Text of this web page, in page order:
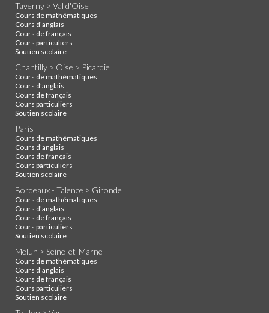
Taverny > Val d'Oise
Cours de mathématiques
Cours d'anglais
Cours de français
Cours particuliers
Soutien scolaire
Chantilly > Oise > Picardie
Cours de mathématiques
Cours d'anglais
Cours de français
Cours particuliers
Soutien scolaire
Paris
Cours de mathématiques
Cours d'anglais
Cours de français
Cours particuliers
Soutien scolaire
Bordeaux - Talence > Gironde
Cours de mathématiques
Cours d'anglais
Cours de français
Cours particuliers
Soutien scolaire
Melun > Seine-et-Marne
Cours de mathématiques
Cours d'anglais
Cours de français
Cours particuliers
Soutien scolaire